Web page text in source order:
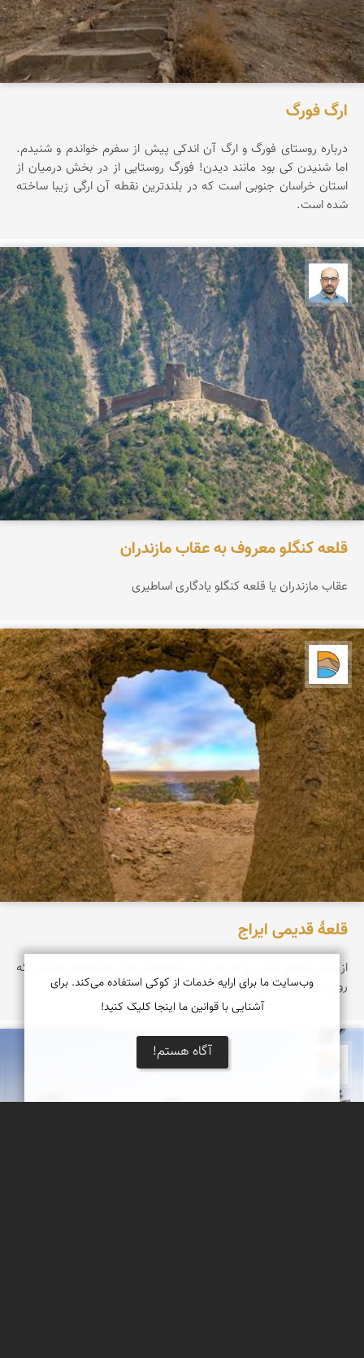
ارگ فورگ
درباره روستای فورگ و ارگ آن اندکی پیش از سفرم خواندم و شنیدم.
اما شنیدن کی بود مانند دیدن! فورگ روستایی از در بخش درمیان از
استان خراسان جنوبی است که در بلندترین نقطه آن ارگی زیبا ساخته
شده است.
بابک ارجمندی
قلعه کنگلو معروف به عقاب مازندران
عقاب مازندران یا قلعه کنگلو یادگاری اساطیری
دریاچه کویر
قلعۀ قدیمی ایراج
از دیگر مناطق دیدنی و تاریخی این منطقه می‌توان به قلعه‌ای قدیمی که
روی ارتفاعات این روستا استوار است، اشاره کرد.
وب‌سایت ما برای ارایه خدمات از کوکی استفاده می‌کند. برای
آشنایی با قوانین ما اینجا کلیک کنید!
آگاه هستم!